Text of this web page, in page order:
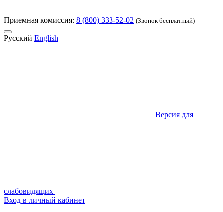
Приемная комиссия: 8 (800) 333-52-02 (Звонок бесплатный)
Русский English
Версия для
слабовидящих
Вход в личный кабинет